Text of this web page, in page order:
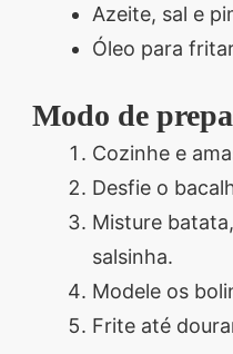
Azeite, sal e
Óleo para
Modo de
Cozinhe e
Desfie o
Misture
salsinha.
Modele os
Frite até